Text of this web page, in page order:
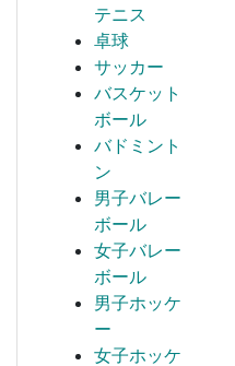
テニス
卓球
サッカー
バスケット
ボール
バドミント
ン
男子バレー
ボール
女子バレー
ボール
男子ホッケ
ー
女子ホッケ